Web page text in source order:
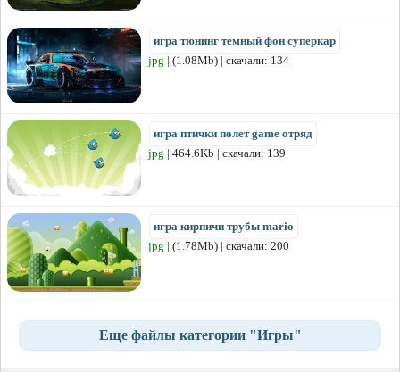
игра тюнинг темный фон суперкар
jpg | (1.08Mb) | скачали: 134
игра птички полет game отряд
jpg | 464.6Kb | скачали: 139
игра кирпичи трубы mario
jpg | (1.78Mb) | скачали: 200
Еще файлы категории "Игры"